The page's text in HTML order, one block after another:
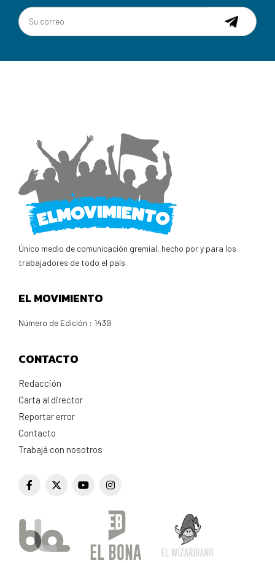
Único medio de comunicación gremial, hecho por y para los
trabajadores de todo el país.
EL MOVIMIENTO
Número de Edición : 1439
CONTACTO
Redacción
Carta al director
Reportar error
Contacto
Trabajá con nosotros